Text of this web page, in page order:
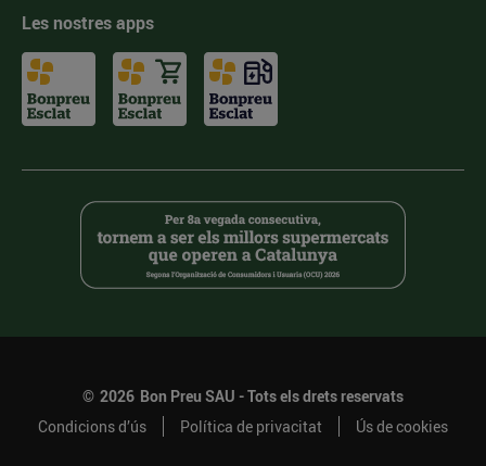
Les nostres apps
© 2026 Bon Preu SAU - Tots els drets reservats
Condicions d’ús
Política de privacitat Ús de cookies